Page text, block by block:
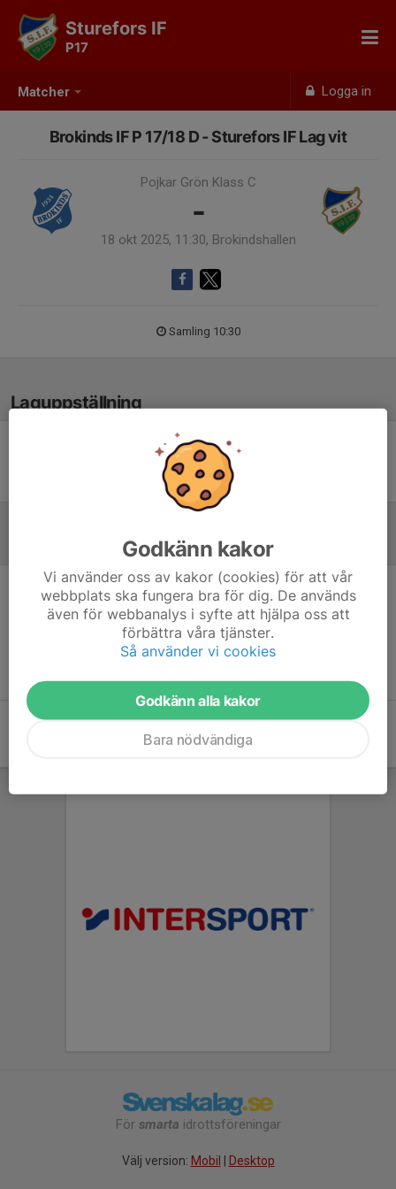
Matcher Logga in
Sturefors IF
P17
Brokinds IF P 17/18 D - Sturefors IF Lag vit
Pojkar Grön Klass C
-
18 okt 2025, 11:30, Brokindshallen
Samling 10:30
Laguppställning
Ingen uppställning ifylld
Inget referat skrivet
För smarta idrottsföreningar
Välj version: Mobil Desktop
Godkänn kakor
Vi använder oss av kakor (cookies) för att vår
webbplats ska fungera bra för dig. De används
även för webbanalys i syfte att hjälpa oss att
förbättra våra tjänster.
Så använder vi cookies
Godkänn alla kakor
Bara nödvändiga